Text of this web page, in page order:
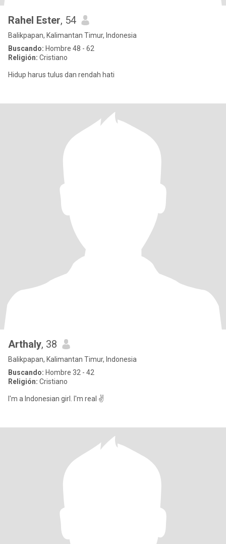
Rahel Ester, 54
Balikpapan, Kalimantan Timur, Indonesia
Buscando: Hombre 48 - 62
Religión: Cristiano
Hidup harus tulus dan rendah hati
Arthaly, 38
Balikpapan, Kalimantan Timur, Indonesia
Buscando: Hombre 32 - 42
Religión: Cristiano
I'm a Indonesian girl. I'm real ✌